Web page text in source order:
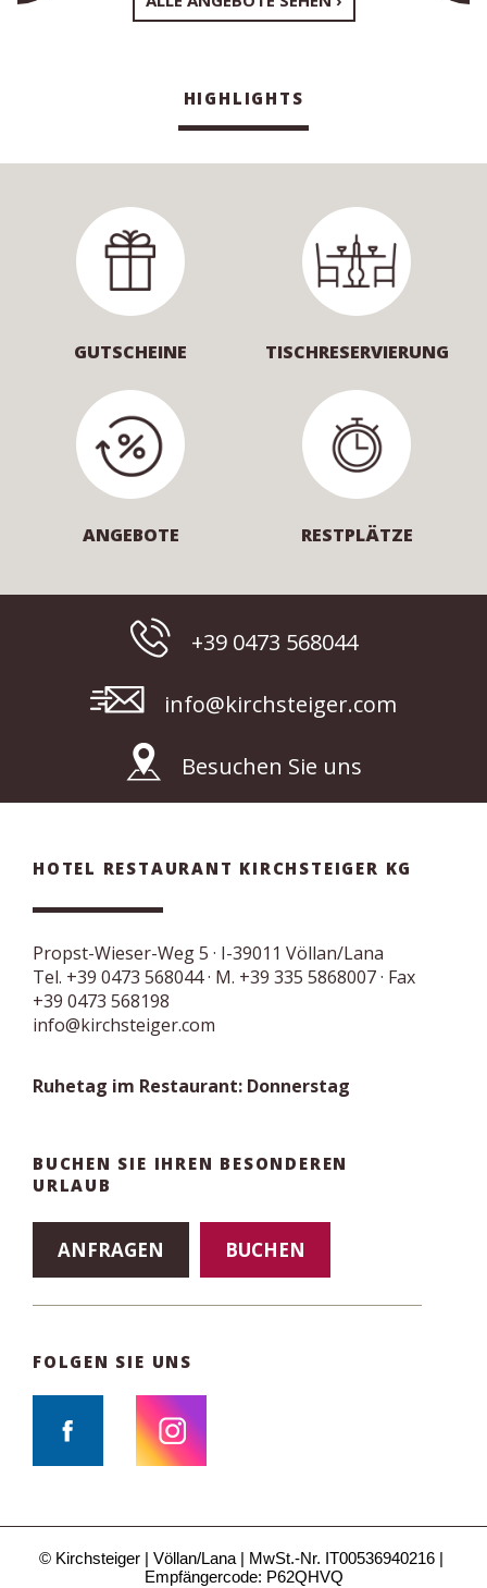
HIGHLIGHTS
GUTSCHEINE TISCHRESERVIERUNG
ANGEBOTE RESTPLÄTZE
+39 0473 568044
info@kirchsteiger.com
Besuchen Sie uns
HOTEL RESTAURANT KIRCHSTEIGER KG
Propst-Wieser-Weg 5 · I-39011 Völlan/Lana
Tel. +39 0473 568044· M. +39 335 5868007· Fax
+39 0473 568198
info@kirchsteiger.com
Ruhetag im Restaurant: Donnerstag
BUCHEN SIE IHREN BESONDEREN
URLAUB
ANFRAGEN BUCHEN
FOLGEN SIE UNS
© Kirchsteiger Völlan/Lana
MwSt.-Nr. IT00536940216
Empfängercode: P62QHVQ